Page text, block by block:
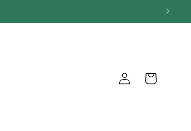
AansluitingMand